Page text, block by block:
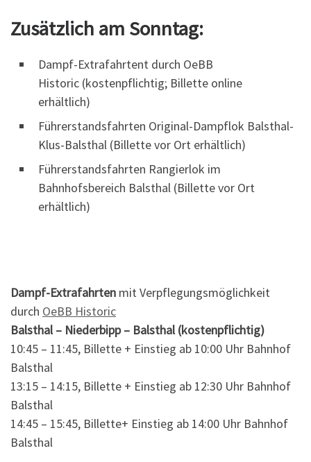
Zusätzlich am Sonntag:
Dampf-Extrafahrtent durch OeBB
Historic (kostenpflichtig; Billette online
erhältlich)
Führerstandsfahrten Original-Dampflok Balsthal-
Klus-Balsthal (Billette vor Ort erhältlich)
Führerstandsfahrten Rangierlok im
Bahnhofsbereich Balsthal (Billette vor Ort
erhältlich)
Dampf-Extrafahrten mit Verpflegungsmöglichkeit
durch OeBB Historic
Balsthal – Niederbipp – Balsthal (kostenpflichtig)
10:45 – 11:45, Billette + Einstieg ab 10:00 Uhr Bahnhof
Balsthal
13:15 – 14:15, Billette + Einstieg ab 12:30 Uhr Bahnhof
Balsthal
14:45 – 15:45, Billette+ Einstieg ab 14:00 Uhr Bahnhof
Balsthal